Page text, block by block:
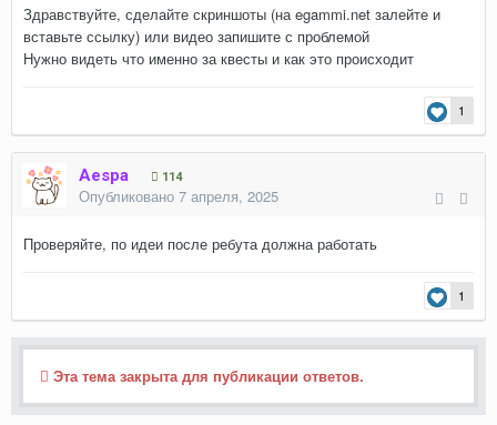
Здравствуйте, сделайте скриншоты (на egammi.net залейте и
вставьте ссылку) или видео запишите с проблемой
Нужно видеть что именно за квесты и как это происходит
1
Aespa 114
Опубликовано 7 апреля, 2025
Проверяйте, по идеи после ребута должна работать
1
Эта тема закрыта для публикации ответов.